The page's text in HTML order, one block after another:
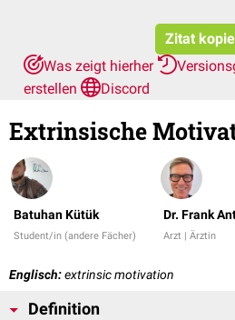
Zitat
Was zeigt hierher
erstellen
Discord
Extrinsische
Batuhan Kütük
Student/in (andere Fächer)
Dr. Frank
Arzt | Ärztin
Englisch:extrinsic motivation
Definition